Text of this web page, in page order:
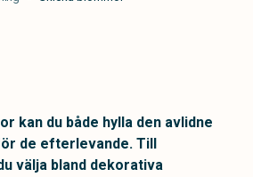
kan du både hylla den avlidne
de efterlevande. Till
välja bland dekorativa